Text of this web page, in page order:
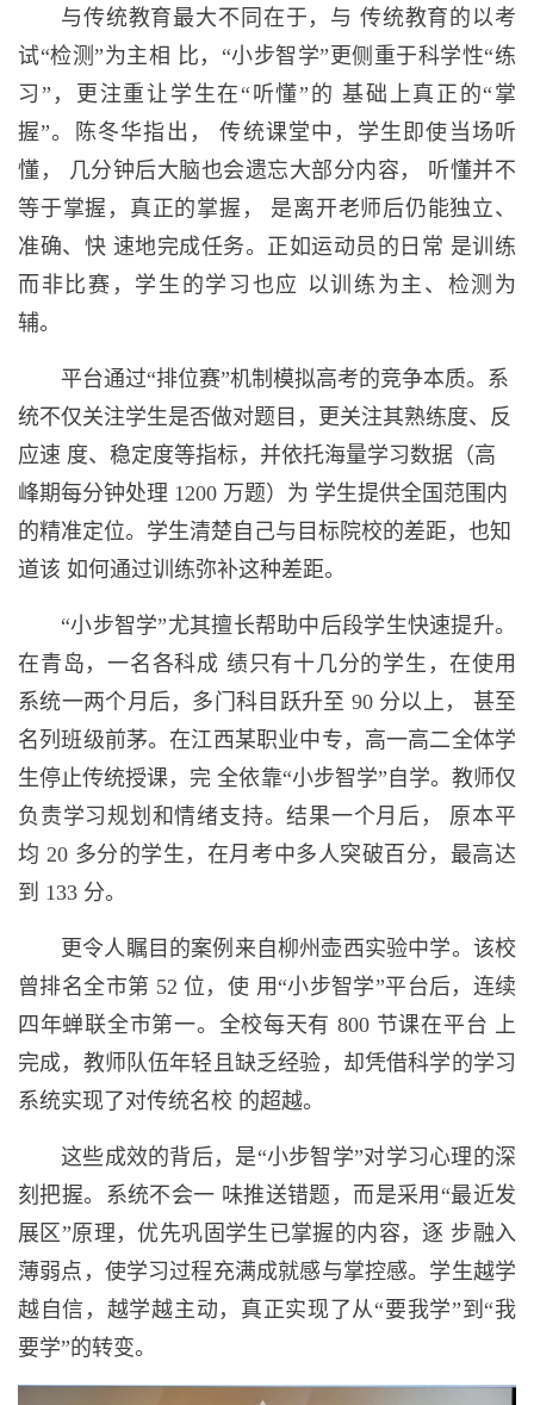
与传统教育最大不同在于，与 传统教育的以考
试“检测”为主相 比，“小步智学”更侧重于科学性“练
习”，更注重让学生在“听懂”的 基础上真正的“掌
握”。陈冬华指出， 传统课堂中，学生即使当场听
懂， 几分钟后大脑也会遗忘大部分内容， 听懂并不
等于掌握，真正的掌握， 是离开老师后仍能独立、
准确、快 速地完成任务。正如运动员的日常 是训练
而非比赛，学生的学习也应 以训练为主、检测为
辅。
平台通过“排位赛”机制模拟高考的竞争本质。系
统不仅关注学生是否做对题目，更关注其熟练度、反
应速 度、稳定度等指标，并依托海量学习数据（高
峰期每分钟处理 1200 万题）为 学生提供全国范围内
的精准定位。学生清楚自己与目标院校的差距，也知
道该 如何通过训练弥补这种差距。
“小步智学”尤其擅长帮助中后段学生快速提升。
在青岛，一名各科成 绩只有十几分的学生，在使用
系统一两个月后，多门科目跃升至 90 分以上， 甚至
名列班级前茅。在江西某职业中专，高一高二全体学
生停止传统授课，完 全依靠“小步智学”自学。教师仅
负责学习规划和情绪支持。结果一个月后， 原本平
均 20 多分的学生，在月考中多人突破百分，最高达
到 133 分。
更令人瞩目的案例来自柳州壶西实验中学。该校
曾排名全市第 52 位，使 用“小步智学”平台后，连续
四年蝉联全市第一。全校每天有 800 节课在平台 上
完成，教师队伍年轻且缺乏经验，却凭借科学的学习
系统实现了对传统名校 的超越。
这些成效的背后，是“小步智学”对学习心理的深
刻把握。系统不会一 味推送错题，而是采用“最近发
展区”原理，优先巩固学生已掌握的内容，逐 步融入
薄弱点，使学习过程充满成就感与掌控感。学生越学
越自信，越学越主动，真正实现了从“要我学”到“我
要学”的转变。